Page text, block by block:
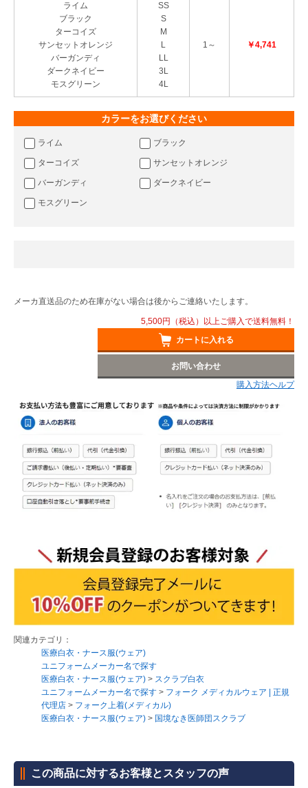
ライム
ブラック
ターコイズ
サンセットオレンジ
バーガンディ
ダークネイビー
モスグリーン
SS
S
M
L
LL
3L
4L
1～ ￥4,741
カラーをお選びください
ライム ブラック
ターコイズ サンセットオレンジ
バーガンディ ダークネイビー
モスグリーン
メーカ直送品のため在庫がない場合は後からご連絡いたします。
5,500円（税込）以上ご購入で送料無料！
カートに入れる
お問い合わせ
購入方法ヘルプ
関連カテゴリ：
医療白衣・ナース服(ウェア)
ユニフォームメーカー名で探す
医療白衣・ナース服(ウェア) > スクラブ白衣
ユニフォームメーカー名で探す > フォーク メディカルウェア | 正規
代理店 > フォーク上着(メディカル)
医療白衣・ナース服(ウェア) > 国境なき医師団スクラブ
この商品に対するお客様とスタッフの声